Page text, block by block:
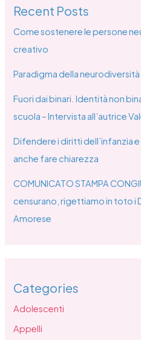
Recent Posts
Come sostenere le persone
creativo
Paradigma della neurodiversità
Fuori dai binari. Identità non
scuola – Intervista all’autrice
Difendere i diritti dell’infanzia
anche fare chiarezza
COMUNICATO STAMPA
censurano, rigettiamo in toto i
Amorese
Categories
Adolescenti
Appelli